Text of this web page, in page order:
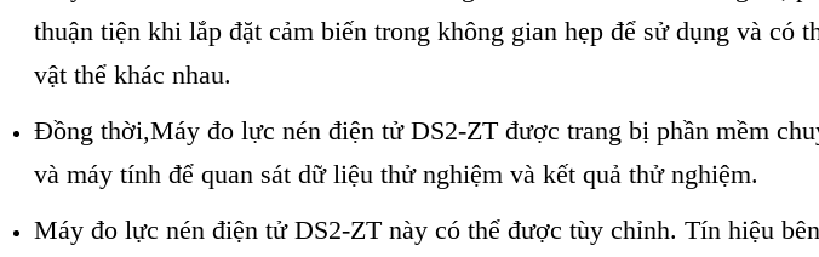
thuận tiện khi lắp đặt cảm biến trong không gian hẹp để sử dụng và có
vật thể khác nhau.
Đồng thời,Máy đo lực nén điện tử DS2-ZT được trang bị phần mềm
và máy tính để quan sát dữ liệu thử nghiệm và kết quả thử nghiệm.
Máy đo lực nén điện tử DS2-ZT này có thể được tùy chỉnh. Tín hiệu